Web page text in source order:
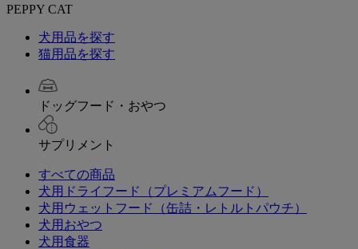
PEPPY CAT
犬用品を探す
猫用品を探す
ドッグフード・おやつ
サプリメント
すべての商品
犬用ドライフード（プレミアムフード）
犬用ウェットフード（缶詰・レトルトパウチ）
犬用おやつ
犬用食器